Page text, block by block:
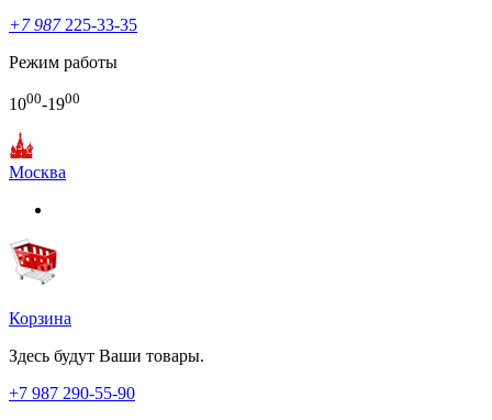
+7 987225-33-35
Режим работы
1000-1900
Москва
Корзина
Здесь будут Ваши товары.
+7 987 290-55-90